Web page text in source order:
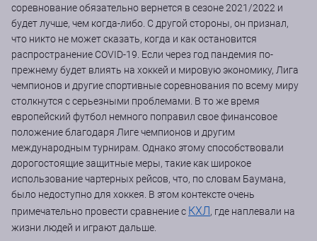
соревнование обязательно вернется в сезоне 2021/2022 и
будет лучше, чем когда-либо. С другой стороны, он признал,
что никто не может сказать, когда и как остановится
распространение COVID-19. Если через год пандемия по-
прежнему будет влиять на хоккей и мировую экономику, Лига
чемпионов и другие спортивные соревнования по всему миру
столкнутся с серьезными проблемами. В то же время
европейский футбол немного поправил свое финансовое
положение благодаря Лиге чемпионов и другим
международным турнирам. Однако этому способствовали
дорогостоящие защитные меры, такие как широкое
использование чартерных рейсов, что, по словам Баумана,
было недоступно для хоккея. В этом контексте очень
примечательно провести сравнение с КХЛ, где наплевали на
жизни людей и играют дальше.